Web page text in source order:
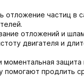
отложение частиц в
отложений и
двигателя и
моментальная защита
помогают продлить